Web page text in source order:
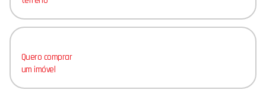
Quero comprar
um imóvel